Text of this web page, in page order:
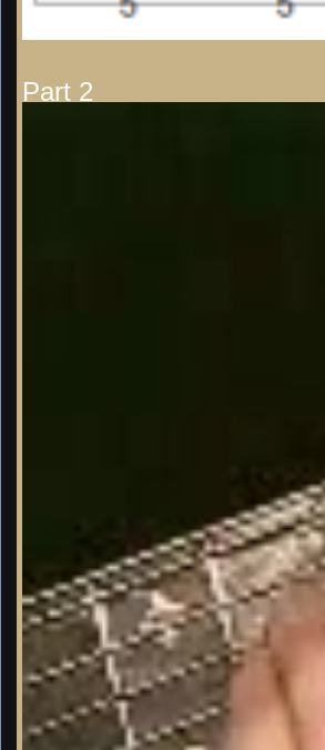
Part 2